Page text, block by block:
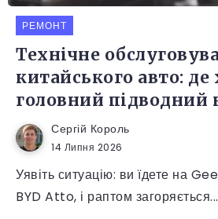
РЕМОНТ
Технічне
китайського авто: де
головний підводний
Сергій Король
14 Липня 2026
Уявіть ситуацію: ви їдете на
BYD Atto, і раптом загоряється...